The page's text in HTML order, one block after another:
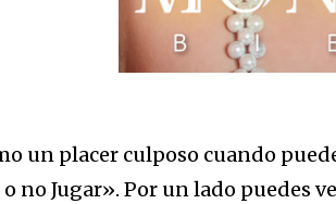
un placer culposo cuando
no Jugar». Por un lado puedes